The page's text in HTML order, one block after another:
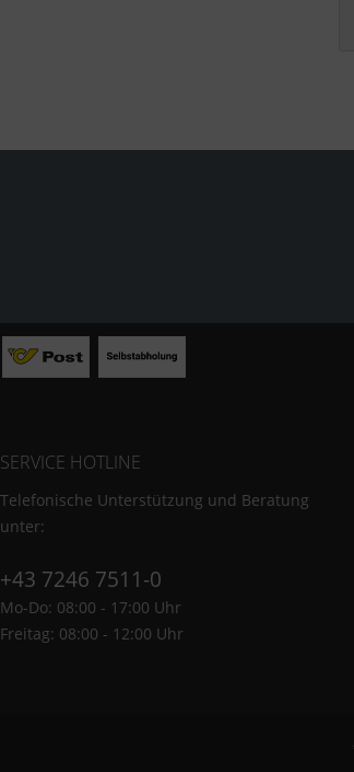
SERVICE HOTLINE
Telefonische Unterstützung und Beratung
unter:
+43 7246 7511-0
Mo-Do: 08:00 - 17:00 Uhr
Freitag: 08:00 - 12:00 Uhr